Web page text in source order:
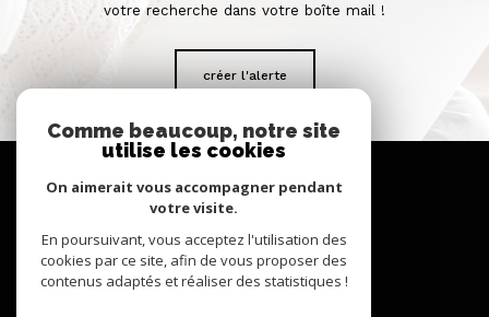
votre recherche dans votre boîte mail !
créer l'alerte
se
connecter
espace propriétaire
nous
Comme beaucoup, notre site
utilise les cookies
On aimerait vous accompagner pendant
votre visite.
En poursuivant, vous acceptez l'utilisation des
cookies par ce site, afin de vous proposer des
contenus adaptés et réaliser des statistiques !